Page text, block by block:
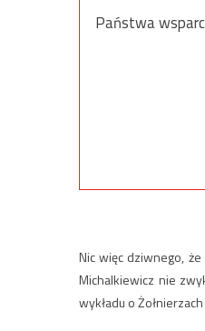
Państwa
Nic więc dziwnego,
Michalkiewicz nie
wykładu o